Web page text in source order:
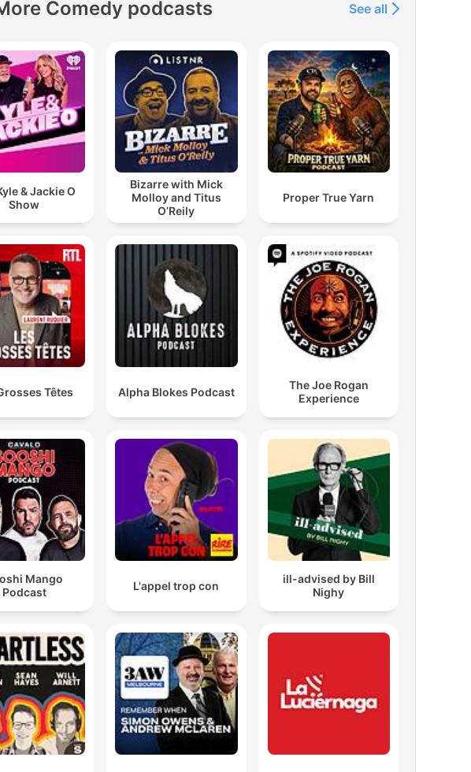
Comedy podcasts See all
& Jackie O
Show
Bizarre with Mick
Molloy and Titus
O’Reily
Proper True Yarn
Têtes Alpha Blokes Podcast
The Joe Rogan
Experience
Mango
Podcast
L'appel trop con
ill-advised by Bill
Nighy